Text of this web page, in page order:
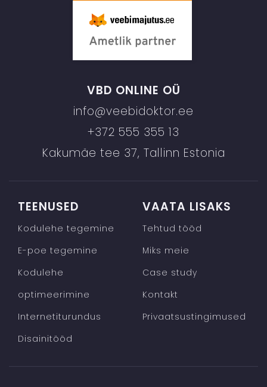
VBD ONLINE OÜ
info@veebidoktor.ee
+372 555 355 13
Kakumäe tee 37, Tallinn Estonia
TEENUSED
Kodulehe tegemine
E-poe tegemine
Kodulehe
optimeerimine
Internetiturundus
Disainitööd
VAATA LISAKS
Tehtud tööd
Miks meie
Case study
Kontakt
Privaatsustingimused